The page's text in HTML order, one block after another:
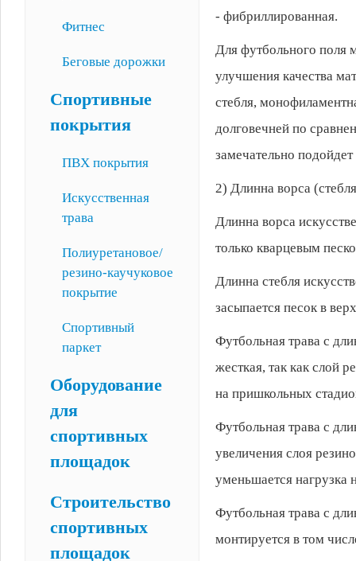
Фитнес
Беговые дорожки
Спортивные
покрытия
ПВХ покрытия
Искусственная
трава
Полиуретановое/
резино-каучуковое
покрытие
Спортивный
паркет
Оборудование
для
спортивных
площадок
Строительство
спортивных
площадок
- фибриллированная.
Для футбольного поля
улучшения качества
стебля,
долговечней по
замечательно
2) Длинна ворса
Длинна ворса
только кварцевым
Длинна стебля
засыпается песок в
Футбольная трава с
жесткая, так как слой
на пришкольных
Футбольная трава с
увеличения слоя
уменьшается нагрузка
Футбольная трава с
монтируется в том